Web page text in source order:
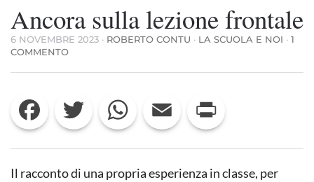
Ancora sulla lezione frontale
6 NOVEMBRE 2023 · ROBERTO CONTU · LA SCUOLA E NOI · 1
COMMENTOSU
SULLA
FRONTALE
Facebook Twitter WhatsApp Email
Il racconto di una propria esperienza in classe, per